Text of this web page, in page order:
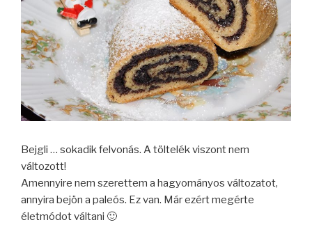
Bejgli … sokadik felvonás. A töltelék viszont nem
változott!
Amennyire nem szerettem a hagyományos változatot,
annyira bejön a paleós. Ez van. Már ezért megérte
életmódot váltani 🙂